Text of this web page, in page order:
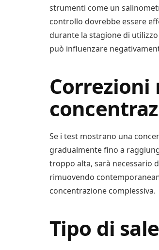
strumenti come un
controllo dovrebbe essere
durante la stagione di
può influenzare
Correzioni
Se i test mostrano una
gradualmente fino a
troppo alta, sarà necessario
rimuovendo
concentrazione complessiva.
Tipo di